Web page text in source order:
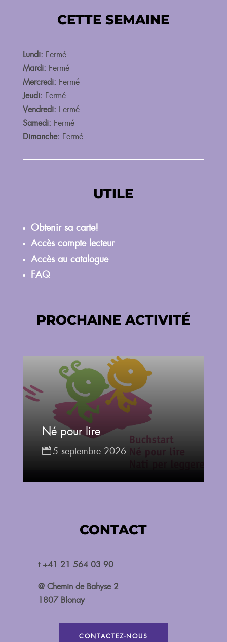
CETTE SEMAINE
Lundi: Fermé
Mardi: Fermé
Mercredi: Fermé
Jeudi: Fermé
Vendredi: Fermé
Samedi: Fermé
Dimanche: Fermé
UTILE
Obtenir sa carte!
Accès compte lecteur
Accès au catalogue
FAQ
PROCHAINE ACTIVITÉ
Né pour lire
5 septembre 2026
CONTACT
t +41 21 564 03 90
@ Chemin de Bahyse 2
1807 Blonay
CONTACTEZ-NOUS